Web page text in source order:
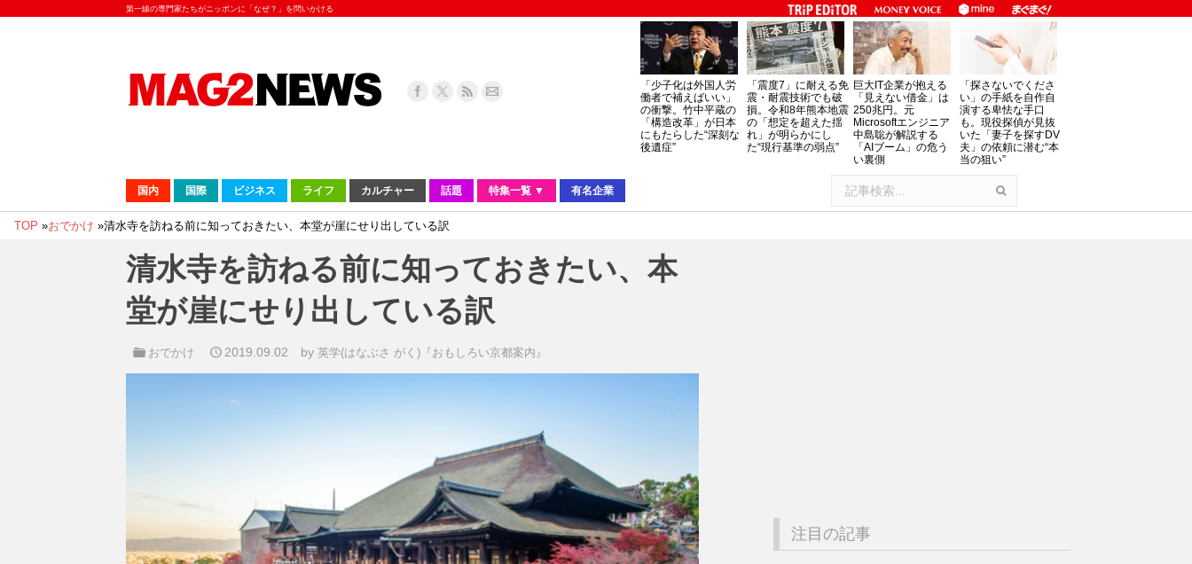
第一線の専門家たちがニッポンに「なぜ？」を問いかける
「少子化は外国人労
働者で補えばいい」
の衝撃。竹中平蔵の
「構造改革」が日本
にもたらした“深刻な
後遺症”
「震度7」に耐える免
震・耐震技術でも破
損。令和8年熊本地震
の「想定を超えた揺
れ」が明らかにし
た“現行基準の弱点”
巨大IT企業が抱える
「見えない借金」は
250兆円。元
Microsoftエンジニア
中島聡が解説する
「AIブーム」の危う
い裏側
「探さないでくださ
い」の手紙を自作自
演する卑怯な手口
も。現役探偵が見抜
いた「妻子を探すDV
夫」の依頼に潜む“本
当の狙い”
国内 国際 ビジネス ライフ カルチャー 話題 特集一覧 ▼ 有名企業
TOP »おでかけ »清水寺を訪ねる前に知っておきたい、本堂が崖にせり出している訳
清水寺を訪ねる前に知っておきたい、本
堂が崖にせり出している訳
おでかけ 2019.09.02 by英学(はなぶさ がく)『おもしろい京都案内』
注目の記事